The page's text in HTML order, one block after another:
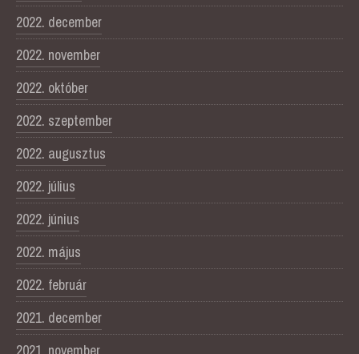
2022. december
2022. november
2022. október
2022. szeptember
2022. augusztus
2022. július
2022. június
2022. május
2022. február
2021. december